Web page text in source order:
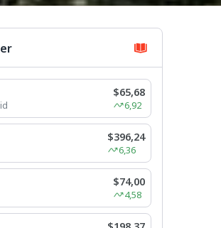
$65,68
6,92
$396,24
6,36
$74,00
4,58